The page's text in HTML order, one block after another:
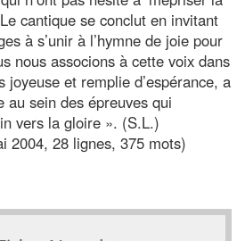
cantique se conclut en invitant
à s’unir à l’hymne de joie pour
nous associons à cette voix dans
joyeuse et remplie d’espérance, a
au sein des épreuves qui
vers la gloire ». (S.L.)
2004, 28 lignes, 375 mots)